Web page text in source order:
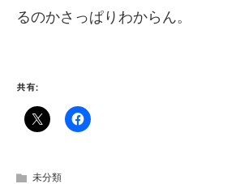
るのかさっぱりわからん。
共有:
未分類